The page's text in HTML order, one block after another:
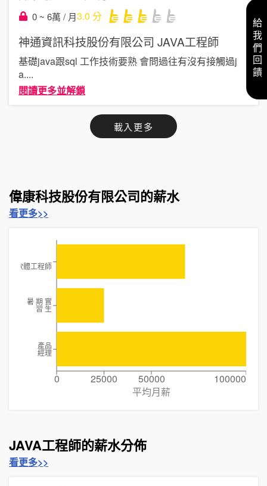
0 ~ 6萬 / 月3.0 分
神通資訊科技股份有限公司 JAVA工程師
基礎java跟sql 工作技術要熟 會問過往有沒有接觸過j
a....
閱讀更多並解鎖
載入更多
偉康科技股份有限公司的薪水
看更多>>
0 25000 50000
100000
平均月薪
軟體工程師
暑 期 實
習 生
產品
經理
JAVA工程師的薪水分佈
看更多>>
給我們回饋